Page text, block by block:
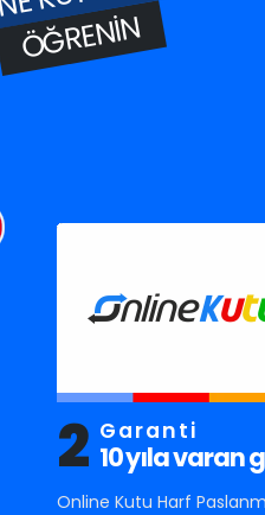
ÖĞRENIN
2 Garanti
10 yıla varan
Online Kutu Harf